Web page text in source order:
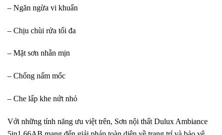
– Ngăn ngừa vi khuẩn
– Chịu chùi rửa tối đa
– Mặt sơn nhẵn mịn
– Chống nấm mốc
– Che lấp khe nứt nhỏ
Với những tính năng ưu việt trên, Sơn nội thất Dulux Ambiance